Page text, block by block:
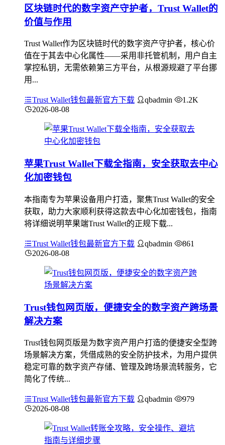
区块链时代的数字资产守护者，Trust Wallet的
价值与作用
Trust Wallet作为区块链时代的数字资产守护者，核心价
值在于其去中心化属性——采用非托管机制，用户自主
掌控私钥，无需依赖第三方平台，从根源规避了平台挪
用...
Trust Wallet钱包最新官方下载 qbadmin
1.2K
2026-08-08
苹果Trust Wallet下载全指南，安全获取去中心
化加密钱包
本指南专为苹果设备用户打造，聚焦Trust Wallet的安全
获取，助力大家顺利获得这款去中心化加密钱包，指南
将详细说明苹果端Trust Wallet的正规下载...
Trust Wallet钱包最新官方下载 qbadmin
861
2026-08-08
Trust钱包网页版，便捷安全的数字资产跨场景
解决方案
Trust钱包网页版是为数字资产用户打造的便捷安全型跨
场景解决方案，凭借成熟的安全防护技术，为用户提供
稳定可靠的数字资产存储、管理及跨场景流转服务，它
简化了传统...
Trust Wallet钱包最新官方下载 qbadmin
979
2026-08-08